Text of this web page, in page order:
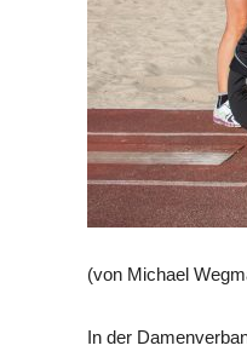
(von Michael
In der